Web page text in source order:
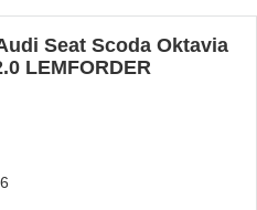
Seat Scoda Oktavia
LEMFORDER